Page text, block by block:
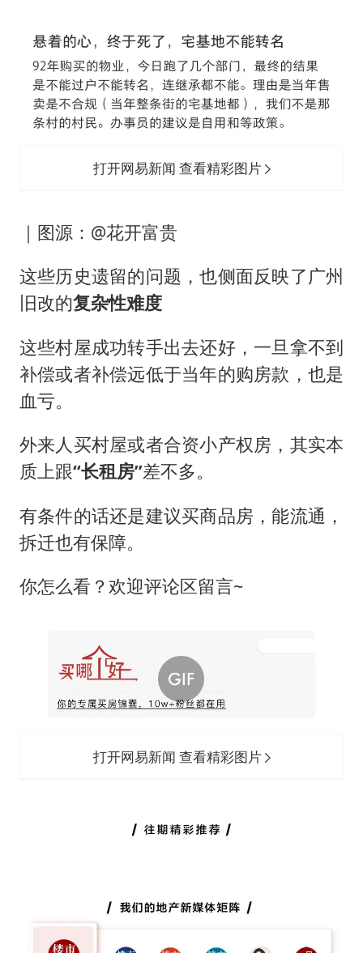
打开网易新闻 查看精彩图片
｜图源：@花开富贵
这些历史遗留的问题，也侧面反映了广州
旧改的复杂性难度
这些村屋成功转手出去还好，一旦拿不到
补偿或者补偿远低于当年的购房款，也是
血亏。
外来人买村屋或者合资小产权房，其实本
质上跟“长租房”差不多。
有条件的话还是建议买商品房，能流通，
拆迁也有保障。
你怎么看？欢迎评论区留言~
打开网易新闻 查看精彩图片